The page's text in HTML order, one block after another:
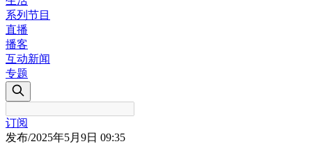
系列节目
直播
播客
互动新闻
专题
订阅
发布/2025年5月9日 09:35